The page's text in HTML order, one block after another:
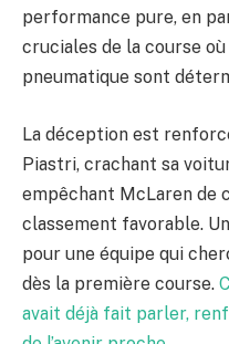
performance pure, en
cruciales de la course
pneumatique sont
La déception est
Piastri, crachant sa
empêchant McLaren de
classement favorable.
pour une équipe qui
dès la première course.
avait déjà fait parler,